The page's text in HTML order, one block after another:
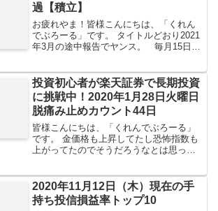
過【積立】
お疲れやま！皆様こんにちは、「くれん
でぶろーる」です。 タイトルどおり2021
年3月の途中報告でヤンス。 毎月15日の
産 // 毎月15日の積立今月もい...
投資初心者が楽天証券で長期投資
に挑戦中！2020年1月28日火曜日
脱痛み止めカウント44日
皆様こんにちは、「くれんでぶろーる」
です。 金価格も上昇してたし恐怖指数も
上がってたのでそうだろうなとは思って
含まれる投信系も逝く訳で、僕の手持ち
投信も結構な下落...
2020年11月12日（木）現在の手
持ち投信損益率トップ10